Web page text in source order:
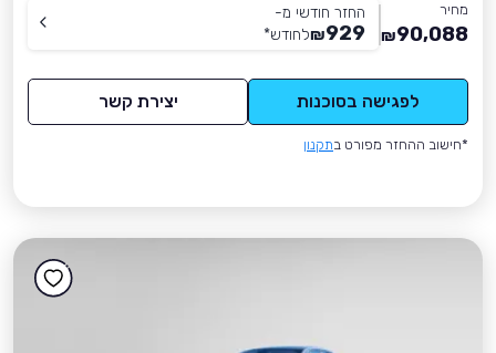
מחיר
90,088
₪
החזר חודשי מ-
929
₪לחודש*
לפגישה בסוכנות יצירת קשר
*חישוב ההחזר מפורט בתקנון